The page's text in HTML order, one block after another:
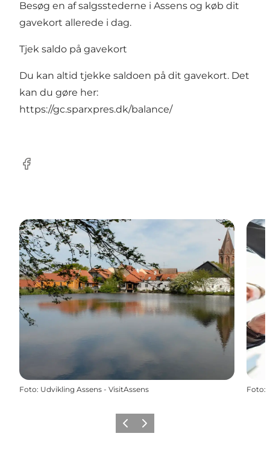
Besøg en af salgsstederne i Assens og køb dit
gavekort allerede i dag.
Tjek saldo på gavekort
Du kan altid tjekke saldoen på dit gavekort. Det
kan du gøre her:
https://gc.sparxpres.dk/balance/
Facebook
Foto: Udvikling Assens - VisitAssens Foto:
ForrigeNæste